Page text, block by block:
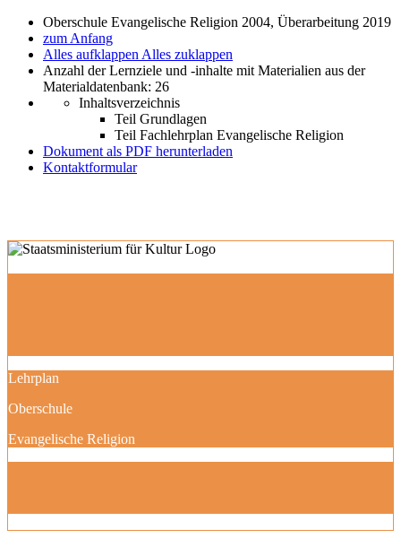
Oberschule Evangelische Religion 2004, Überarbeitung 2019
zum Anfang
Alles aufklappen Alles zuklappen
Anzahl der Lernziele und -inhalte mit Materialien aus der
Materialdatenbank: 26
Inhaltsverzeichnis
Teil Grundlagen
Teil Fachlehrplan Evangelische Religion
Dokument als PDF herunterladen
Kontaktformular
Lehrplan
Oberschule
Evangelische Religion